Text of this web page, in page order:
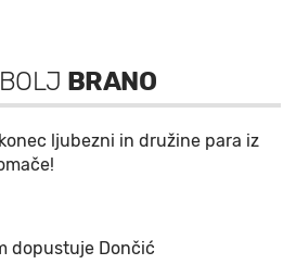
BRANO
ljubezni in družine para iz
dopustuje Dončić